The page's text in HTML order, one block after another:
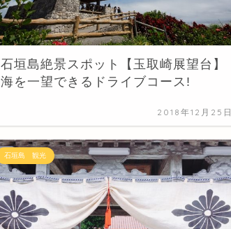
石垣島絶景スポット【玉取崎展望台】
海を一望できるドライブコース!
2018年12月25日
石垣島 観光